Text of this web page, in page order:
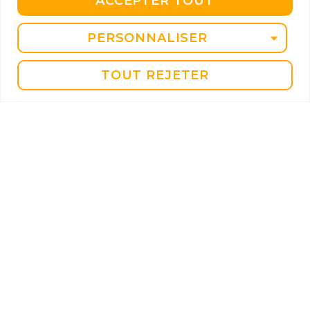
PERSONNALISER
TOUT REJETER
avril 2023
mars 2023
février 2023